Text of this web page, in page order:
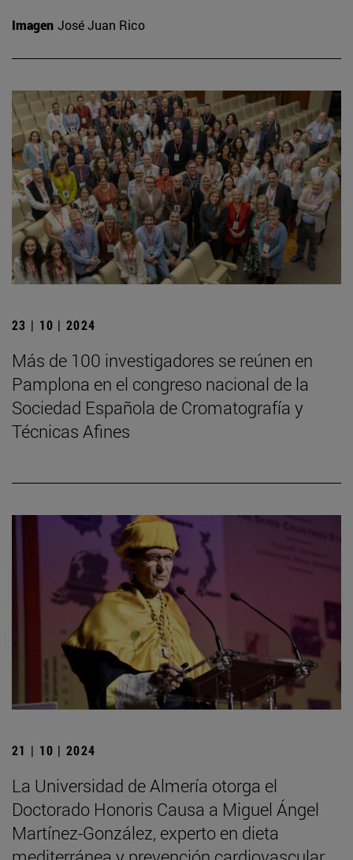
Imagen José Juan Rico
23 | 10 | 2024
Más de 100 investigadores se reúnen en
Pamplona en el congreso nacional de la
Sociedad Española de Cromatografía y
Técnicas Afines
21 | 10 | 2024
La Universidad de Almería otorga el
Doctorado Honoris Causa a Miguel Ángel
Martínez-González, experto en dieta